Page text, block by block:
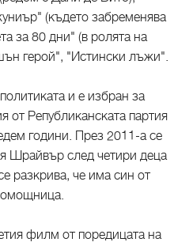
(където забременява
за 80 дни" (в ролята на
герой", "Истински лъжи".
и е избран за
от Републиканската партия
години. През 2011-а се
Шрайвър след четири деца
разкрива, че има син от
филм от поредицата на